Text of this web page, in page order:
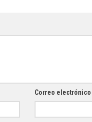
Correo electrónico